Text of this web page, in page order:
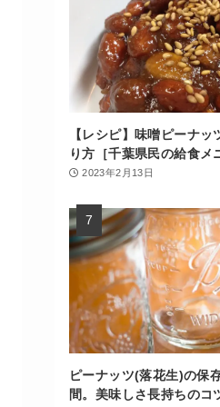
【レシピ】味噌ピーナ
り方［千葉県民の給食メ
2023年2月13日
ピーナッツ(落花生)の保
間。美味しさ長持ちのコ